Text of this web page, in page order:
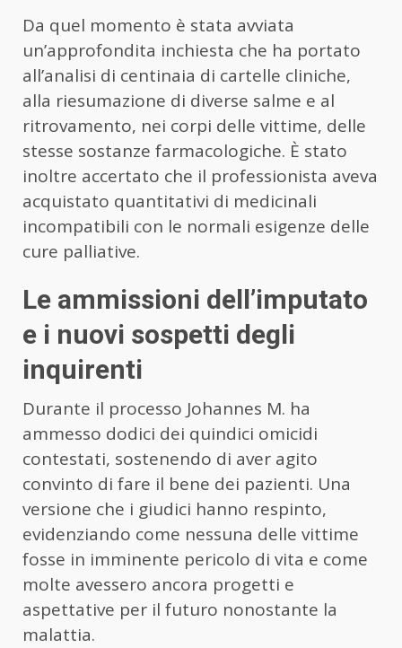
Da quel momento è stata avviata
un’approfondita inchiesta che ha portato
all’analisi di centinaia di cartelle cliniche,
alla riesumazione di diverse salme e al
ritrovamento, nei corpi delle vittime, delle
stesse sostanze farmacologiche. È stato
inoltre accertato che il professionista aveva
acquistato quantitativi di medicinali
incompatibili con le normali esigenze delle
cure palliative.
Le ammissioni dell’imputato
e i nuovi sospetti degli
inquirenti
Durante il processo Johannes M. ha
ammesso dodici dei quindici omicidi
contestati, sostenendo di aver agito
convinto di fare il bene dei pazienti. Una
versione che i giudici hanno respinto,
evidenziando come nessuna delle vittime
fosse in imminente pericolo di vita e come
molte avessero ancora progetti e
aspettative per il futuro nonostante la
malattia.